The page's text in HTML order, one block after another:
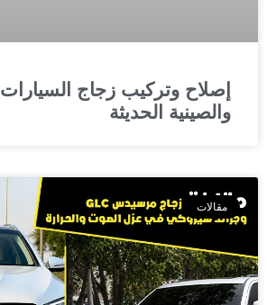
إصلاح وتركيب زجاج
والصينية الحديثة
مقالات